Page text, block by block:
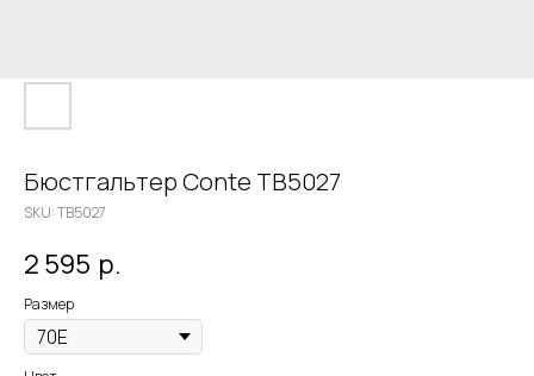
Бюстгальтер Conte TB5027
SKU:TB5027
2 595 р.
Размер